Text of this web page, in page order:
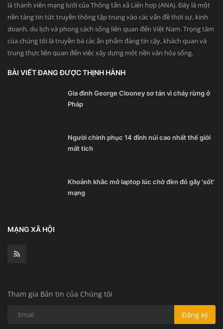
là thành viên mạng lưới của Thông tấn xã Liên hợp (ANA). Đây là một
nền tảng tin tức truyền thông tập trung vào các vấn đề thời sự, kinh
doanh, du lịch và phong cách sống liên quan đến Việt Nam. Trọng tâm
của chúng tôi là truyền bá các ấn phẩm đáng tin cậy, khách quan và
trung thực liên quan đến việc xây dựng một nền văn hóa sống.
BÀI VIẾT ĐANG ĐƯỢC THỊNH HÀNH
Gia đình George Clooney sơ tán vì cháy rừng ở
Pháp
Người chinh phục 14 đỉnh núi cao nhất thế giới
mất tích
Khoảnh khắc mở laptop lúc chờ đèn đỏ gây 'sốt'
mạng
MẠNG XÃ HỘI
Tham gia Bản tin của Chúng tôi
Đăng ký